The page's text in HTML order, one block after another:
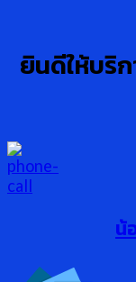
ยินดีให้บริก
น้